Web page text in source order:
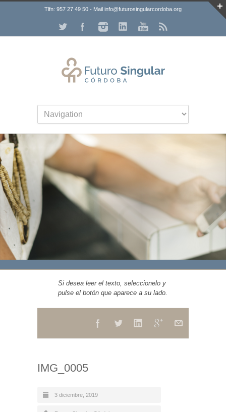
Tlfn: 957 27 49 50 - Mail info@futurosingularcordoba.org
Si desea leer el texto, seleccionelo y
pulse el botón que aparece a su lado.
IMG_0005
3 diciembre, 2019